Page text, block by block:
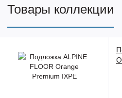
Товары коллекции